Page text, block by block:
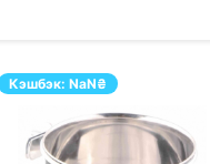
Кэшбэк: NaN₴